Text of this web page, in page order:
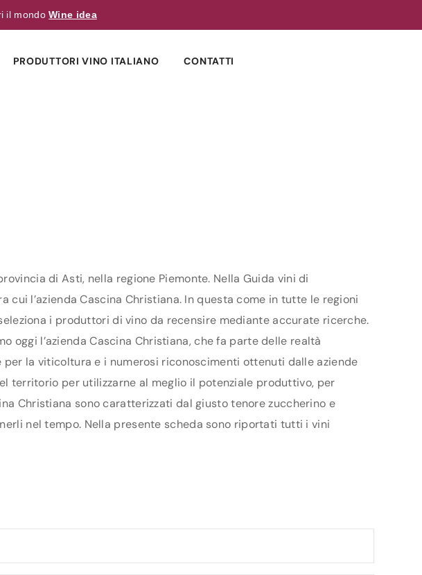
il mondoWine idea
PRODUTTORI VINO ITALIANO CONTATTI
di Asti, nella regione Piemonte. Nella Guida vini di
l’azienda Cascina Christiana. In questa come in tutte le regioni
i produttori di vino da recensire mediante accurate ricerche.
oggi l’azienda Cascina Christiana, che fa parte delle realtà
la viticoltura e i numerosi riconoscimenti ottenuti dalle aziende
territorio per utilizzarne al meglio il potenziale produttivo, per
Christiana sono caratterizzati dal giusto tenore zuccherino e
nel tempo. Nella presente scheda sono riportati tutti i vini